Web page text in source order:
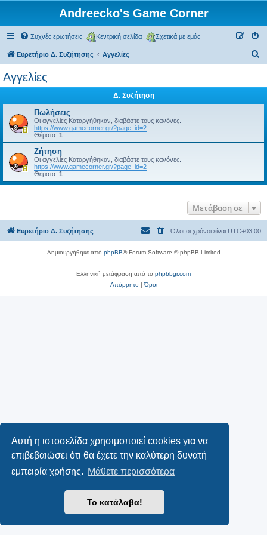
Αυτή η ιστοσελίδα χρησιμοποιεί cookies για να
επιβεβαιώσει ότι θα έχετε την καλύτερη δυνατή
εμπειρία χρήσης. Μάθετε περισσότερα
Το κατάλαβα!
Andreecko's Game Corner
Συχνές ερωτήσεις Κεντρική σελίδα Σχετικά με εμάς
Ευρετήριο Δ. Συζήτησης Αγγελίες
Αγγελίες
Δ. Συζήτηση
Πωλήσεις
Οι αγγελίες Καταργήθηκαν, διαβάστε τους κανόνες.
https://www.gamecorner.gr/?page_id=2
Θέματα: 1
Ζήτηση
Οι αγγελίες Καταργήθηκαν, διαβάστε τους κανόνες.
https://www.gamecorner.gr/?page_id=2
Θέματα: 1
Μετάβαση σε
Ευρετήριο Δ. Συζήτησης Όλοι οι χρόνοι είναι UTC+03:00
Δημιουργήθηκε από phpBB® Forum Software © phpBB Limited
Ελληνική μετάφραση από το phpbbgr.com
Απόρρητο|Όροι